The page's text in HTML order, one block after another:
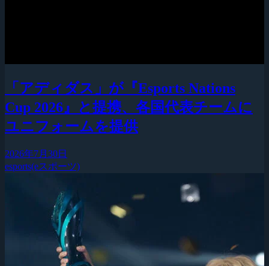
「アディダス」が『Esports Nations
Cup 2026』と提携、各国代表チームに
ユニフォームを提供
2026年7月30日
esports(eスポーツ)